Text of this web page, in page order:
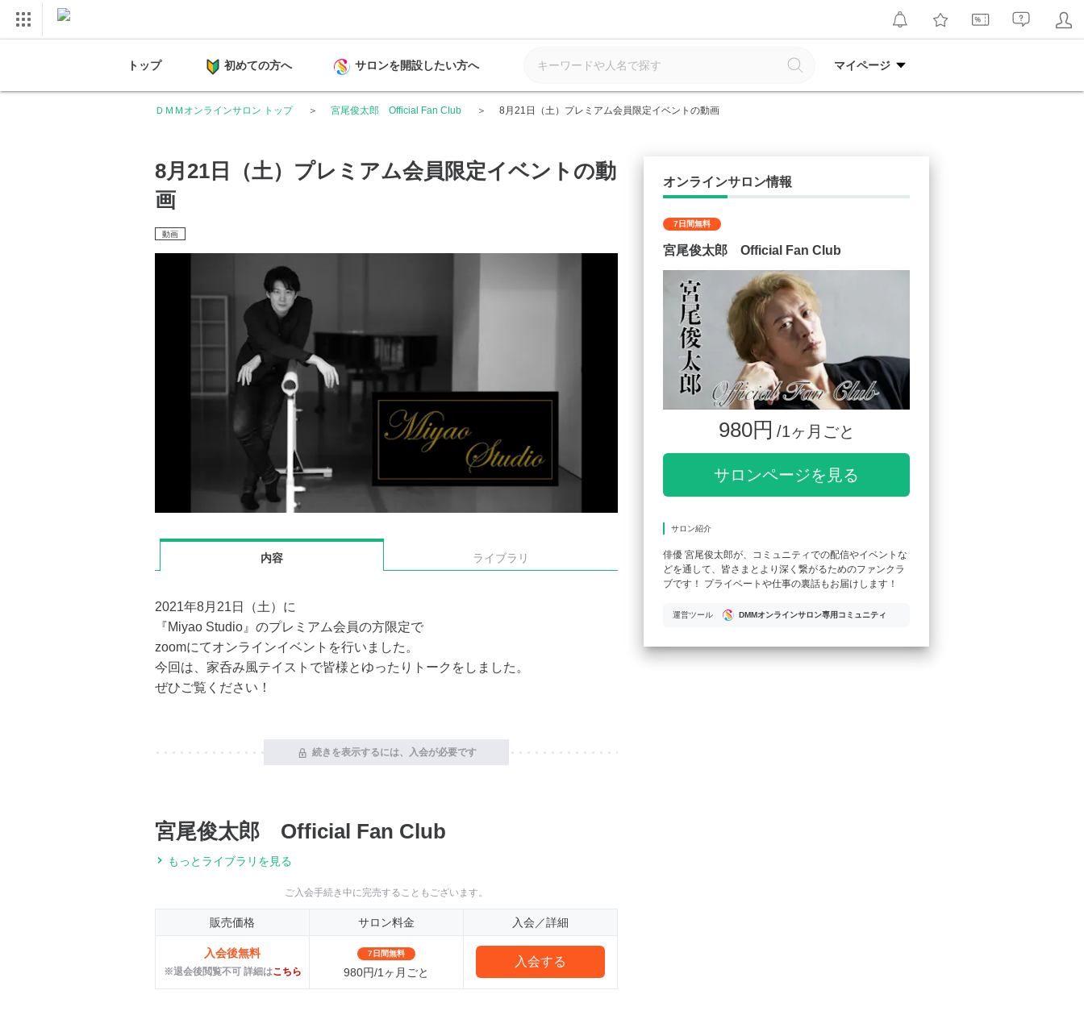
トップ 初めての方へ サロンを開設したい方へ マイページ
ＤＭＭオンラインサロン トップ 宮尾俊太郎 Official Fan Club 8月21日（土）プレミアム会員限定イベントの動画
8月21日（土）プレミアム会員限定イベントの動
画
動画
内容 ライブラリ
2021年8月21日（土）に
『Miyao Studio』のプレミアム会員の方限定で
zoomにてオンラインイベントを行いました。
今回は、家呑み風テイストで皆様とゆったりトークをしました。
ぜひご覧ください！
続きを表示するには、入会が必要です
宮尾俊太郎 Official Fan Club
もっとライブラリを見る
ご入会手続き中に完売することもございます。
販売価格 サロン料金 入会／詳細
入会後無料
※退会後閲覧不可 詳細はこちら
7日間無料
980円/1ヶ月ごと
入会する
オンラインサロン情報
7日間無料
宮尾俊太郎 Official Fan Club
980円 /1ヶ月ごと
サロンページを見る
サロン紹介
俳優 宮尾俊太郎が、コミュニティでの配信やイベントな
どを通して、皆さまとより深く繋がるためのファンクラ
ブです！ プライベートや仕事の裏話もお届けします！
運営ツール DMMオンラインサロン専用コミュニティ